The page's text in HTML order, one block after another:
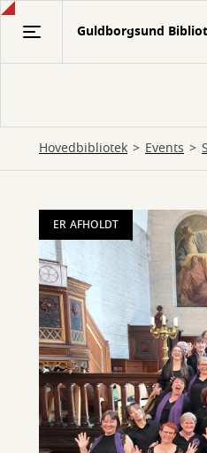
Gå
Guldborgsund
Hovedbibliotek Events
ER AFHOLDT